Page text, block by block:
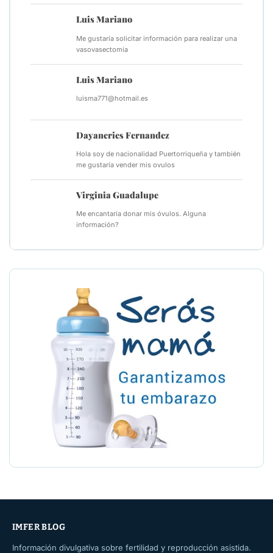
Luis Mariano
Me gustaría solicitar información para realizar una
vasovasectomia
Luis Mariano
luisma771@hotmail.es
Dayaneries Fernandez
Hola soy de nacionalidad Puertorriqueña y también
me gustaría vender mis ovulos
Virginia Guadalupe
Me encantaría donar mis óvulos. Alguna
información?
IMFER BLOG
Información divulgativa sobre fertilidad y reproducción asistida.